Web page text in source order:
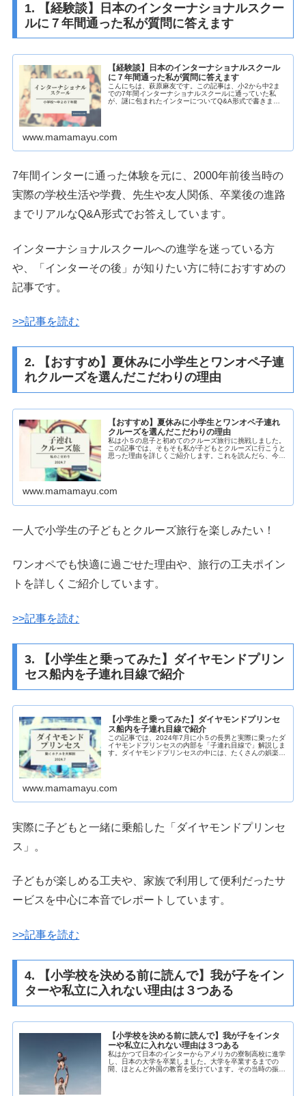
1. 【経験談】日本のインターナショナルスクー
ルに７年間通った私が質問に答えます
【経験談】日本のインターナショナルスクール
に７年間通った私が質問に答えます
こんにちは、萩原麻友です。この記事は、小2から中2ま
での7年間インターナショナルスクールに通っていた私
が、謎に包まれたインターについてQ&A形式で書きまし
www.mamamayu.com
7年間インターに通った体験を元に、2000年前後当時の
実際の学校生活や学費、先生や友人関係、卒業後の進路
までリアルなQ&A形式でお答えしています。
インターナショナルスクールへの進学を迷っている方
や、「インターその後」が知りたい方に特におすすめの
記事です。
>>記事を読む
2. 【おすすめ】夏休みに小学生とワンオペ子連
れクルーズを選んだこだわりの理由
【おすすめ】夏休みに小学生とワンオペ子連れ
クルーズを選んだこだわりの理由
私は小５の息子と初めてのクルーズ旅行に挑戦しました。
この記事では、そもそも私が子どもとクルーズに行こうと
思った理由を詳しくご紹介します。これを読んだら、今ま
www.mamamayu.com
一人で小学生の子どもとクルーズ旅行を楽しみたい！
ワンオペでも快適に過ごせた理由や、旅行の工夫ポイン
トを詳しくご紹介しています。
>>記事を読む
3. 【小学生と乗ってみた】ダイヤモンドプリン
セス船内を子連れ目線で紹介
【小学生と乗ってみた】ダイヤモンドプリンセ
ス船内を子連れ目線で紹介
この記事では、2024年7月に小５の長男と実際に乗ったダ
イヤモンドプリンセスの内部を「子連れ目線で」解説しま
す。ダイヤモンドプリンセスの中には、たくさんの娯楽施
www.mamamayu.com
実際に子どもと一緒に乗船した「ダイヤモンドプリンセ
ス」。
子どもが楽しめる工夫や、家族で利用して便利だったサ
ービスを中心に本音でレポートしています。
>>記事を読む
4. 【小学校を決める前に読んで】我が子をイン
ターや私立に入れない理由は３つある
【小学校を決める前に読んで】我が子をインタ
ーや私立に入れない理由は３つある
私はかつて日本のインターからアメリカの寮制高校に進学
し、日本の大学を卒業しました。大学を卒業するまでの
間、ほとんど外国の教育を受けています。その当時の振り